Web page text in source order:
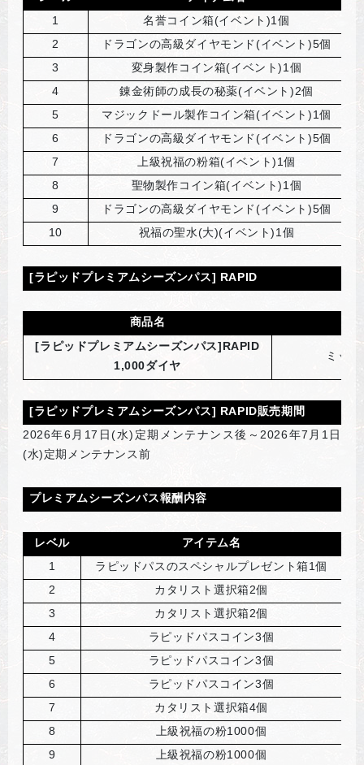
1
名誉コイン箱(イベント)1個
2
ドラゴンの高級ダイヤモンド(イベント)5個
3
変身製作コイン箱(イベント)1個
4
錬金術師の成長の秘薬(イベント)2個
5
マジックドール製作コイン箱(イベント)1個
6
ドラゴンの高級ダイヤモンド(イベント)5個
7
上級祝福の粉箱(イベント)1個
8
聖物製作コイン箱(イベント)1個
9
ドラゴンの高級ダイヤモンド(イベント)5個
10
祝福の聖水(大)(イベント)1個
[ラピッドプレミアムシーズンパス] RAPID
商品名
[ラピッドプレミアムシーズンパス]RAPID
1,000ダイヤ
ミッ
[ラピッドプレミアムシーズンパス] RAPID販売期間
2026年6月17日(水)定期メンテナンス後～2026年7月1日
(水)定期メンテナンス前
プレミアムシーズンパス報酬内容
レベル
アイテム名
1
ラピッドパスのスペシャルプレゼント箱1個
2
カタリスト選択箱2個
3
カタリスト選択箱2個
4
ラピッドパスコイン3個
5
ラピッドパスコイン3個
6
ラピッドパスコイン3個
7
カタリスト選択箱4個
8
上級祝福の粉1000個
9
上級祝福の粉1000個